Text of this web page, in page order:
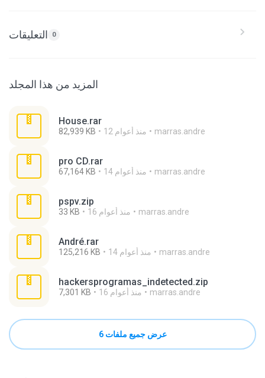
التعليقات 0
المزيد من هذا المجلد
House.rar
82,939 KB 12 منذ أعوام marras.andre
pro CD.rar
67,164 KB 14 منذ أعوام marras.andre
pspv.zip
33 KB 16 منذ أعوام marras.andre
André.rar
125,216 KB 14 منذ أعوام marras.andre
hackersprogramas_indetected.zip
7,301 KB 16 منذ أعوام marras.andre
عرض جميع ملفات 6